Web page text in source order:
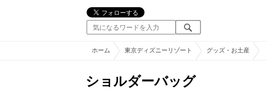
ホーム 東京ディズニーリゾート グッズ・お土産
ショルダーバッグ